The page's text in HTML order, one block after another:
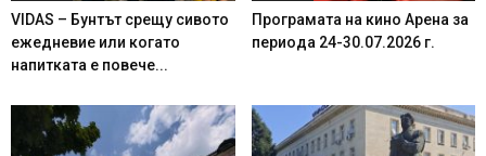
VIDAS – Бунтът срещу сивото
ежедневие или когато
напитката е повече...
Програмата на кино Арена за
периода 24-30.07.2026 г.